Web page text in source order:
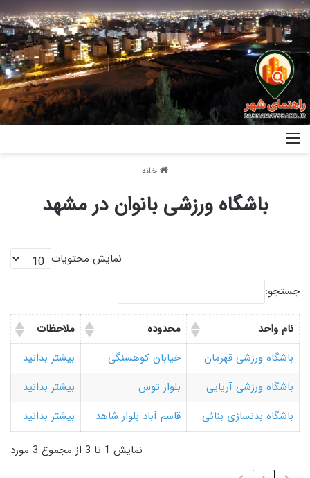
خانه
باشگاه ورزشی بانوان در مشهد
نمایش محتویات
جستجو:
نام واحد محدوده
ملاحظات
باشگاه ورزشی قهرمان
خیابان کوهسنگی
بیشتر بدانید
باشگاه ورزشی آریایی
بلوار توس
بیشتر بدانید
باشگاه بدنسازی بنائی
قاسم آباد بلوار شاهد بیشتر بدانید
نمایش 1 تا 3 از مجموع 3 مورد